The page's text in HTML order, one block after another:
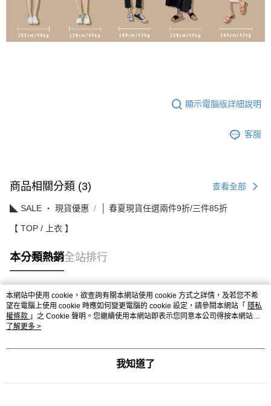
顯示電腦版詳細說明
客服
商品相關分類 (3) 查看全部
◣ SALE ‧ 現貨優惠 │ 春夏現貨任選兩件9折/三件85折
【 TOP / 上衣 】
本分類熱銷全站排行
熱門標籤
本網站中使用 cookie，欲查詢有關本網站使用 cookie 方式之詳情，及若您不希
望在電腦上使用 cookie 時應如何變更電腦的 cookie 設定，請參閱本網站「 隱私
權條款 」之 Cookie 聲明。您繼續使用本網站即表示您同意本公司得按本網站使
用條款之 Cookie 聲明使用 cookie。
了解更多 >
我知道了